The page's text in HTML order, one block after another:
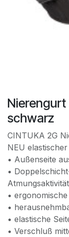
schwarz
CINTUKA 2G
NEU
• Außenseite
•
Atmungsaktivität
•
•
• elastische
• Verschluß